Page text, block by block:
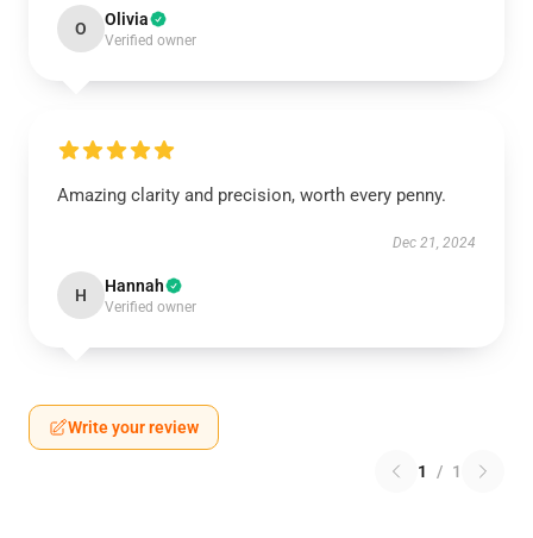
O Olivia
Verified owner
Amazing clarity and precision, worth every penny.
Dec 21, 2024
H Hannah
Verified owner
Write your review
1 / 1